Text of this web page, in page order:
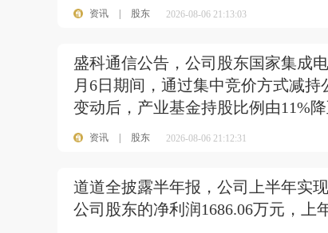
资讯 股东 2026-08-06 21:13:03
盛科通信公告，公司股东国家集成
月6日期间，通过集中竞价方式减
变动后，产业基金持股比例由11%降
资讯 股东 2026-08-06 21:12:31
道道全披露半年报，公司上半年实
公司股东的净利润1686.06万元，上